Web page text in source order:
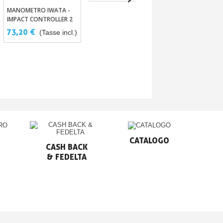
Aggiungi Al Carrello
MANOMETRO IWATA -
IMPACT CONTROLLER 2
73,20 € (Tasse incl.)
CASH BACK
& FEDELTA
CATALOGO